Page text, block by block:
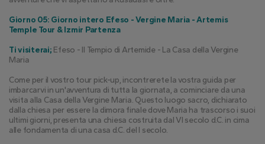
Giorno 05: Giorno intero Efeso - Vergine Maria - Artemis
Temple Tour & Izmir Partenza
Ti visiterai; Efeso - Il Tempio di Artemide - La Casa della Vergine
Maria
Come per il vostro tour pick-up, incontrerete la vostra guida per
imbarcarvi in un'avventura di tutta la giornata, a cominciare da una
visita alla Casa della Vergine Maria. Questo luogo sacro, dichiarato
dalla chiesa per essere la dimora finale dove Maria ha trascorso i suoi
ultimi giorni, presenta una chiesa costruita dal VI secolo d.C. in cima
alle fondamenta di una casa d.C. del I secolo.